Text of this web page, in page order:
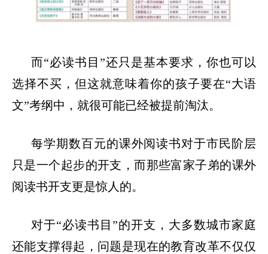
而“必读书目 ”还只是基本要求，你也可以
选择不买，但这就意味着你的孩子要在“大语
文”考纲中，就很可能已经被提前淘汰。
每学期数百元的课外阅读书对于市民阶层
只是一个起步的开支，而那些富家子弟的课外
阅读书开支更是惊人的。
对于“必读书目 ”的开支，大多数城市家庭
还能支撑得起，问题是现在的教育改革不仅仅